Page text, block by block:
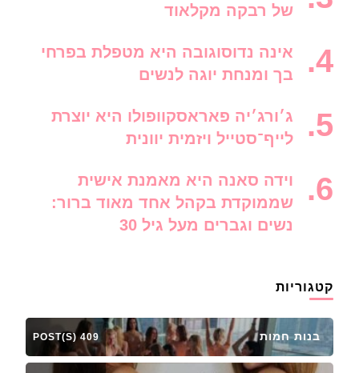
של רבקה מקלאוד
אינה נדוסוגובה היא מטפלת בפרחי
בך ומנחת יוגה לנשים
ג׳ורג׳יה פאראסקוופולו היא יוצרת
לייף־סטייל ויזמית יוונית
וידה סאנה היא מאמנת אישית
שממוקדת בקהל אחד מאוד ברור:
נשים וגברים מעל גיל 30
קטגוריות
בנות חמות 409 POST(S)